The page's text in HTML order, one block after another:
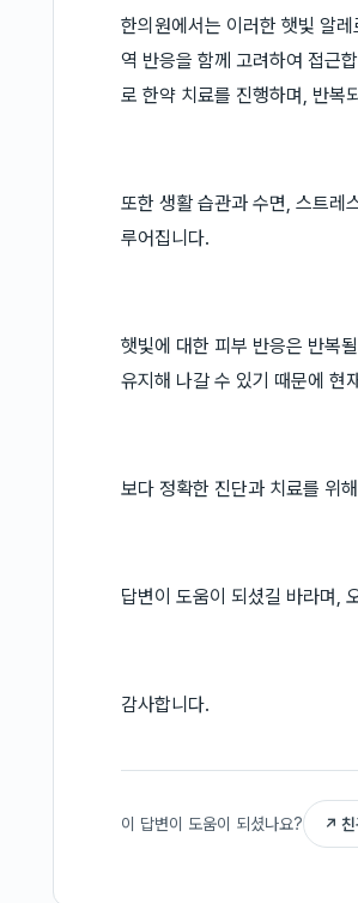
한의원에서는 이러한 햇빛 알
역 반응을 함께 고려하여 접근
로 한약 치료를 진행하며, 반복
또한 생활 습관과 수면, 스트레
루어집니다.
햇빛에 대한 피부 반응은 반복
유지해 나갈 수 있기 때문에 현
보다 정확한 진단과 치료를 위
답변이 도움이 되셨길 바라며,
감사합니다.
이 답변이 도움이 되셨나요? ↗ 친